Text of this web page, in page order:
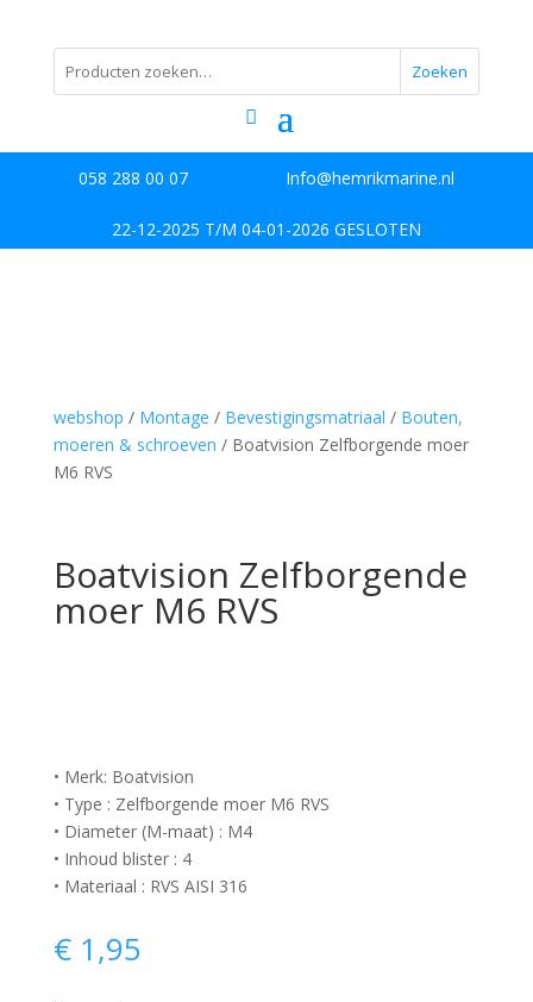
Zoeken
058 288 00 07 Info@hemrikmarine.nl
22-12-2025 T/M 04-01-2026 GESLOTEN
webshop / Montage / Bevestigingsmatriaal / Bouten,
moeren & schroeven / Boatvision Zelfborgende moer
M6 RVS
Boatvision Zelfborgende
moer M6 RVS
• Merk: Boatvision
• Type : Zelfborgende moer M6 RVS
• Diameter (M-maat) : M4
• Inhoud blister : 4
• Materiaal : RVS AISI 316
€1,95